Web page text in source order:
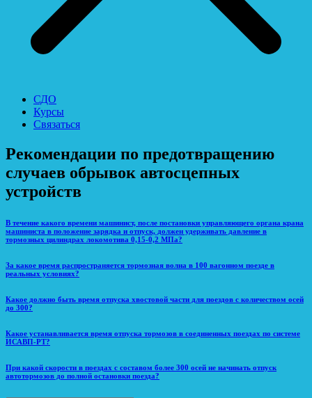
СДО
Курсы
Связаться
Рекомендации по предотвращению
случаев обрывок автосцепных
устройств
В течение какого времени машинист, после постановки управляющего органа крана
машиниста в положение зарядка и отпуск, должен удерживать давление в
тормозных цилиндрах локомотива 0,15-0,2 МПа?
За какое время распространяется тормозная волна в 100 вагонном поезде в
реальных условиях?
Какое должно быть время отпуска хвостовой части для поездов с количеством осей
до 300?
Какое устанавливается время отпуска тормозов в соединенных поездах по системе
ИСАВП-РТ?
При какой скорости в поездах с составом более 300 осей не начинать отпуск
автотормозов до полной остановки поезда?